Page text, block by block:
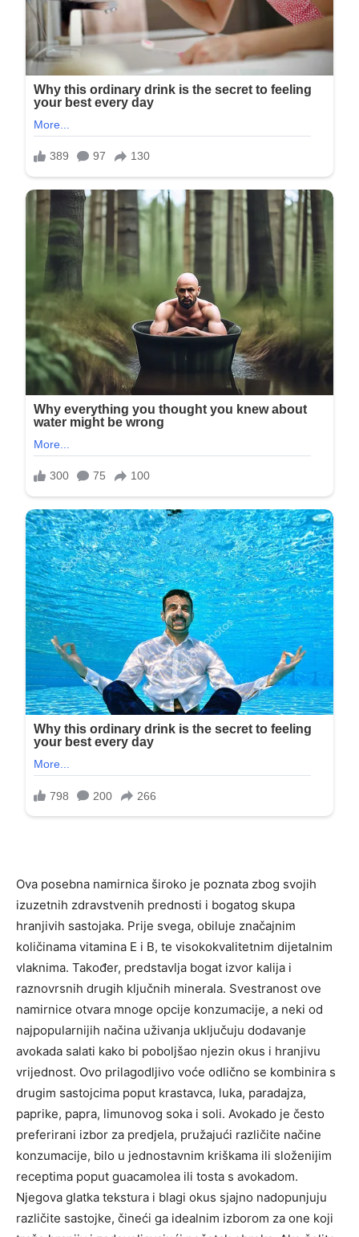
Ova posebna namirnica široko je poznata zbog svojih
izuzetnih zdravstvenih prednosti i bogatog skupa
hranjivih sastojaka. Prije svega, obiluje značajnim
količinama vitamina E i B, te visokokvalitetnim dijetalnim
vlaknima. Također, predstavlja bogat izvor kalija i
raznovrsnih drugih ključnih minerala. Svestranost ove
namirnice otvara mnoge opcije konzumacije, a neki od
najpopularnijih načina uživanja uključuju dodavanje
avokada salati kako bi poboljšao njezin okus i hranjivu
vrijednost. Ovo prilagodljivo voće odlično se kombinira s
drugim sastojcima poput krastavca, luka, paradajza,
paprike, papra, limunovog soka i soli. Avokado je često
preferirani izbor za predjela, pružajući različite načine
konzumacije, bilo u jednostavnim kriškama ili složenijim
receptima poput guacamolea ili tosta s avokadom.
Njegova glatka tekstura i blagi okus sjajno nadopunjuju
različite sastojke, čineći ga idealnim izborom za one koji